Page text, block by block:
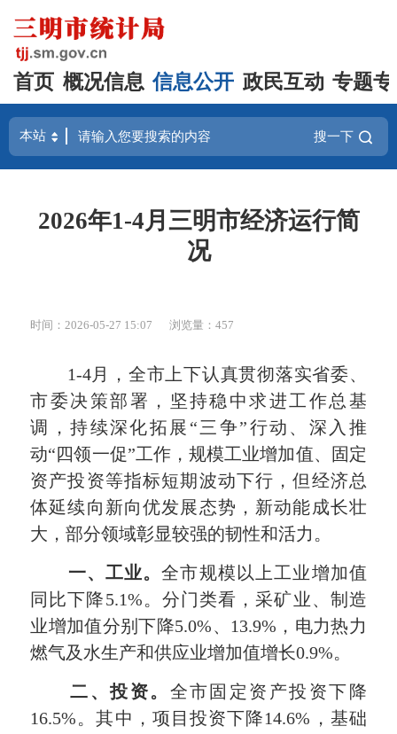
首页 概况信息 信息公开 政民互动 专题
搜一下
2026年1-4月三明市经济运行简
况
时间：2026-05-27 15:07 浏览量：457
1-4月，全市上下认真贯彻落实省委、
市委决策部署，坚持稳中求进工作总基
调，持续深化拓展“三争”行动、深入推
动“四领一促”工作，规模工业增加值、固定
资产投资等指标短期波动下行，但经济总
体延续向新向优发展态势，新动能成长壮
大，部分领域彰显较强的韧性和活力。
一、 工业。全市规模以上工业增加值
同比下降5.1%。分门类看，采矿业、制造
业增加值分别下降5.0%、13.9%，电力热力
燃气及水生产和供应业增加值增长0.9%。
二、投资。 全市固定资产投资下降
16.5%。其中，项目投资下降14.6%，基础